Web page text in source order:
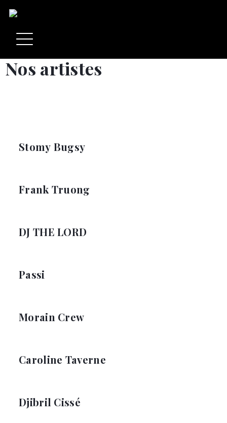
Nos artistes
Stomy Bugsy
Frank Truong
DJ THE LORD
Passi
Morain Crew
Caroline Taverne
Djibril Cissé